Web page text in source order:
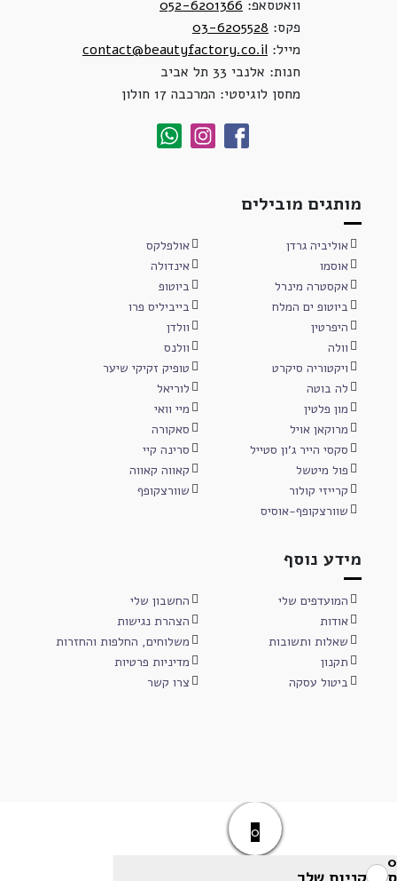
וואטסאפ: 052-6201366
פקס: 03-6205528
מייל: contact@beautyfactory.co.il
חנות: אלנבי 33 תל אביב
מחסן לוגיסטי: המרכבה 17 חולון
מותגים מובילים
אוליביה גרדן
אולפלקס
אוסמו
אינדולה
אקסטרה מינרל
ביוטופ
ביוטופ ים המלח
בייביליס פרו
היפרטין
וולדן
וולה
וולנס
ויקטוריה סיקרט
טופיק זקיקי שיער
לה בוטה
לוריאל
מון פלטין
מיי וואי
מרוקאן אויל
סאקורה
סקסי הייר ג'ון סטייל
סרינה קיי
פול מיטשל
קאווה קאווה
קרייזי קולור
שוורצקופף
שוורצקופף-אוסיס
מידע נוסף
המועדפים שלי
החשבון שלי
אודות
הצהרת נגישות
שאלות ותשובות
משלוחים, החלפות והחזרות
תקנון
מדיניות פרטיות
ביטול עסקה
צרו קשר
0
0